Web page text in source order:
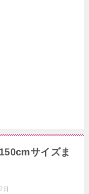
サイズま
日